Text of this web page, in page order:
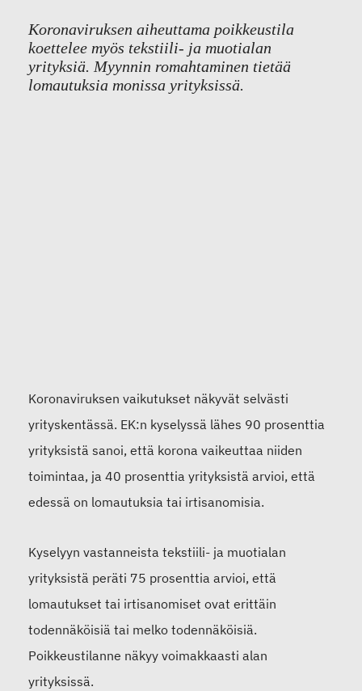
Koronaviruksen aiheuttama poikkeustila
koettelee myös tekstiili- ja muotialan
yrityksiä. Myynnin romahtaminen tietää
lomautuksia monissa yrityksissä.
Koronaviruksen vaikutukset näkyvät selvästi
yrityskentässä. EK:n kyselyssä lähes 90 prosenttia
yrityksistä sanoi, että korona vaikeuttaa niiden
toimintaa, ja 40 prosenttia yrityksistä arvioi, että
edessä on lomautuksia tai irtisanomisia.
Kyselyyn vastanneista tekstiili- ja muotialan
yrityksistä peräti 75 prosenttia arvioi, että
lomautukset tai irtisanomiset ovat erittäin
todennäköisiä tai melko todennäköisiä.
Poikkeustilanne näkyy voimakkaasti alan
yrityksissä.